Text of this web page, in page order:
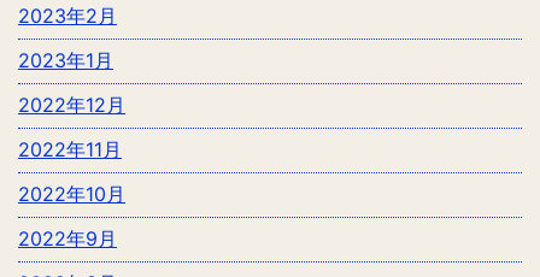
2023年2月
2023年1月
2022年12月
2022年11月
2022年10月
2022年9月